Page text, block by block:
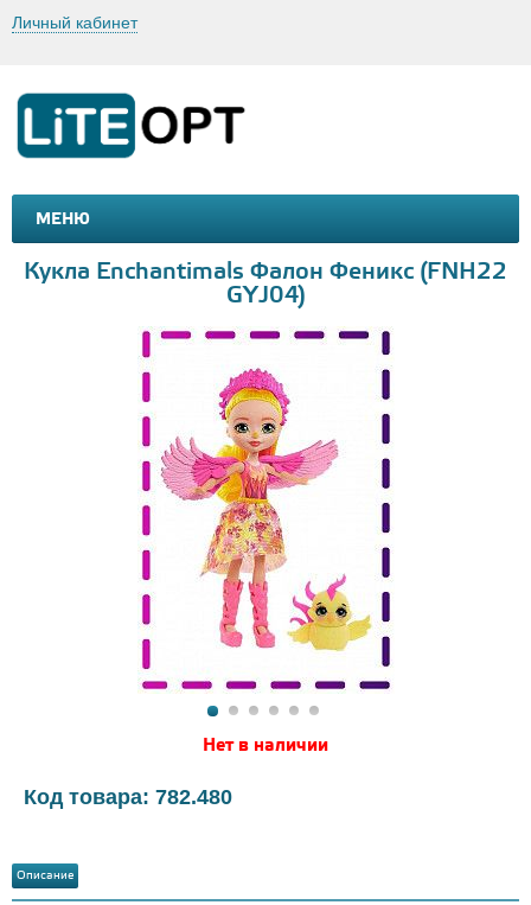
Личный кабинет
МЕНЮ
МАШИНКИ И МОТОЦИКЛЫ
Кукла Enchantimals Фалон Феникс (FNH22
GYJ04)
Нет в наличии
Код товара: 782.480
Описание